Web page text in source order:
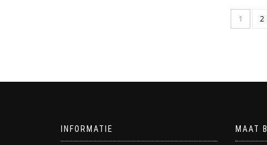
1 2
INFORMATIE MAAT